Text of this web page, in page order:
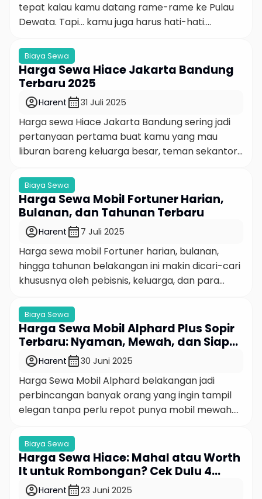
tepat kalau kamu datang rame-rame ke Pulau
Dewata. Tapi… kamu juga harus hati-hati.
nyaman dan muat banyak ini, ada jebakan harga
“murah tapi nyiksa” atau fasilitas yang cuma
bagus di foto. Makanya, sebelum buru-buru klik
“Booking Sekarang”, coba deh […]
Biaya Sewa
Harga Sewa Hiace Jakarta Bandung
Terbaru 2025
account_circleHarent calendar_month31 Juli 2025
Harga sewa Hiace Jakarta Bandung sering jadi
pertanyaan pertama buat kamu yang mau
liburan bareng keluarga besar, teman sekantor,
tapi juga kenyamanan dan efisiensi perjalanan
antar kota. Karena jujur aja, naik mobil pribadi
rame-rame kadang lebih ribet dibanding sewa
kendaraan khusus. Dalam artikel ini, kita bakal
bahas […]
Biaya Sewa
Harga Sewa Mobil Fortuner Harian,
Bulanan, dan Tahunan Terbaru
account_circleHarent calendar_month 7 Juli 2025
Harga sewa mobil Fortuner harian, bulanan,
hingga tahunan belakangan ini makin dicari-cari
khususnya oleh pebisnis, keluarga, dan para
tapi tetap fleksibel dan hemat jangka panjang.
Kalau kamu termasuk orang yang butuh
kenyamanan ekstra tapi belum siap beli mobil
sendiri, menyewa Fortuner bisa jadi jawaban
paling “smart move”. Tapi, emangnya […]
Biaya Sewa
Harga Sewa Mobil Alphard Plus Sopir
Terbaru: Nyaman, Mewah, dan Siap
Jemput Anda Hari Ini
account_circleHarent calendar_month30 Juni 2025
Harga Sewa Mobil Alphard belakangan jadi
perbincangan banyak orang yang ingin tampil
elegan tanpa perlu repot punya mobil mewah.
statement. Nah, buat kamu yang lagi cari tahu
harga sewa mobil Alphard plus sopir, khususnya
di Jakarta, mari kita ngobrol santai tapi lengkap
soal ini. Alphard: Mobil Mewah yang Gak […]
Biaya Sewa
Harga Sewa Hiace: Mahal atau Worth
It untuk Rombongan? Cek Dulu 4
Faktanya!
account_circleHarent calendar_month23 Juni 2025